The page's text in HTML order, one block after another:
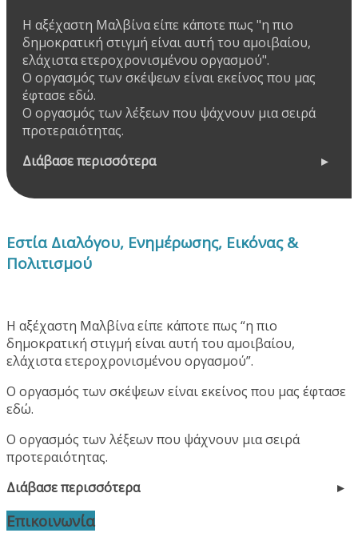
Η αξέχαστη Μαλβίνα είπε κάποτε πως "η πιο
δημοκρατική στιγμή είναι αυτή του αμοιβαίου,
ελάχιστα ετεροχρονισμένου οργασμού".
Ο οργασμός των σκέψεων είναι εκείνος που μας
έφτασε εδώ.
Ο οργασμός των λέξεων που ψάχνουν μια σειρά
προτεραιότητας.
Διάβασε περισσότερα
Εστία Διαλόγου, Ενημέρωσης, Εικόνας &
Πολιτισμού
Η αξέχαστη Μαλβίνα είπε κάποτε πως “η πιο
δημοκρατική στιγμή είναι αυτή του αμοιβαίου,
ελάχιστα ετεροχρονισμένου οργασμού”.
Ο οργασμός των σκέψεων είναι εκείνος που μας έφτασε
εδώ.
Ο οργασμός των λέξεων που ψάχνουν μια σειρά
προτεραιότητας.
Διάβασε περισσότερα
Επικοινωνία